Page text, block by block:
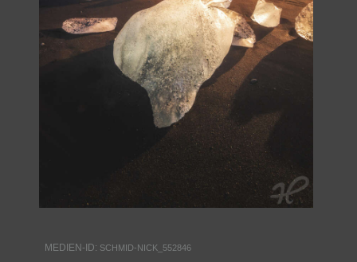
KONTAKT
MEDIEN-ID: SCHMID-NICK_552846